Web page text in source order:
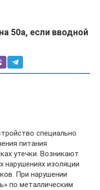
50а, если вводной
специально
питания
утечки. Возникают
нарушениях изоляции
При нарушении
по металлическим